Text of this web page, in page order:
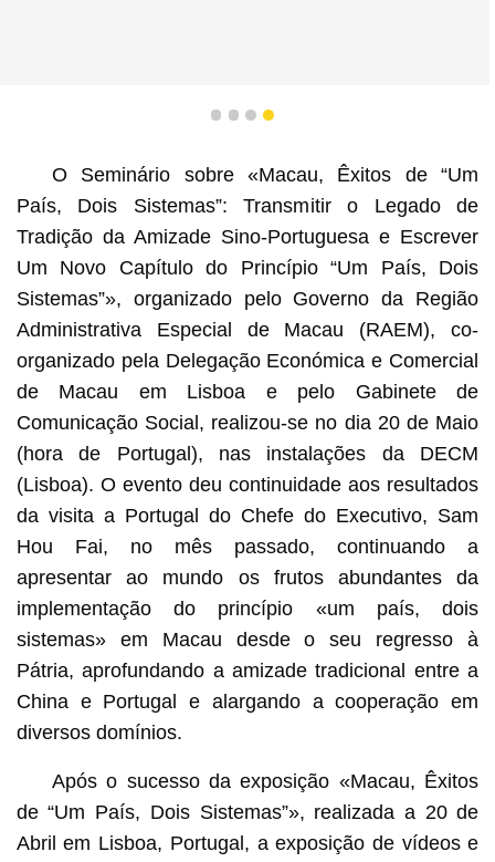
1 2 3 4
O Seminário sobre «Macau, Êxitos de “Um
País, Dois Sistemas”: Transmitir o Legado de
Tradição da Amizade Sino-Portuguesa e Escrever
Um Novo Capítulo do Princípio “Um País, Dois
Sistemas”», organizado pelo Governo da Região
Administrativa Especial de Macau (RAEM), co-
organizado pela Delegação Económica e Comercial
de Macau em Lisboa e pelo Gabinete de
Comunicação Social, realizou-se no dia 20 de Maio
(hora de Portugal), nas instalações da DECM
(Lisboa). O evento deu continuidade aos resultados
da visita a Portugal do Chefe do Executivo, Sam
Hou Fai, no mês passado, continuando a
apresentar ao mundo os frutos abundantes da
implementação do princípio «um país, dois
sistemas» em Macau desde o seu regresso à
Pátria, aprofundando a amizade tradicional entre a
China e Portugal e alargando a cooperação em
diversos domínios.
Após o sucesso da exposição «Macau, Êxitos
de “Um País, Dois Sistemas”», realizada a 20 de
Abril em Lisboa, Portugal, a exposição de vídeos e